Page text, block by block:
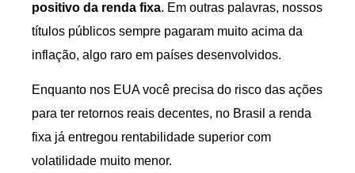
positivo da renda fixa. Em outras palavras, nossos
títulos públicos sempre pagaram muito acima da
inflação, algo raro em países desenvolvidos.
Enquanto nos EUA você precisa do risco das ações
para ter retornos reais decentes, no Brasil a renda
fixa já entregou rentabilidade superior com
volatilidade muito menor.